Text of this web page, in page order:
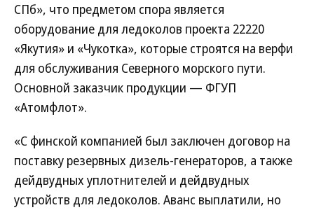
СПб», что предметом спора является
оборудование для ледоколов проекта 22220
«Якутия» и «Чукотка», которые строятся на верфи
для обслуживания Северного морского пути.
Основной заказчик продукции — ФГУП
«Атомфлот».
«С финской компанией был заключен договор на
поставку резервных дизель-генераторов, а также
дейдвудных уплотнителей и дейдвудных
устройств для ледоколов. Аванс выплатили, но